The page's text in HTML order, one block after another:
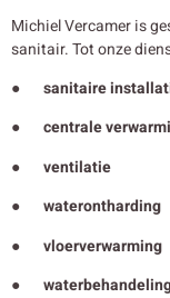
Michiel Vercamer is
sanitair. Tot onze
● sanitaire
● centrale
● ventilatie
● waterontharding
● vloerverwarming
●